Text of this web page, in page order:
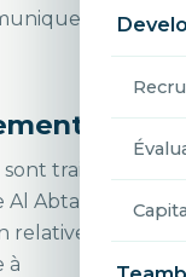
via ce
traitées
Al Abtal, Agdal,
à vos
à